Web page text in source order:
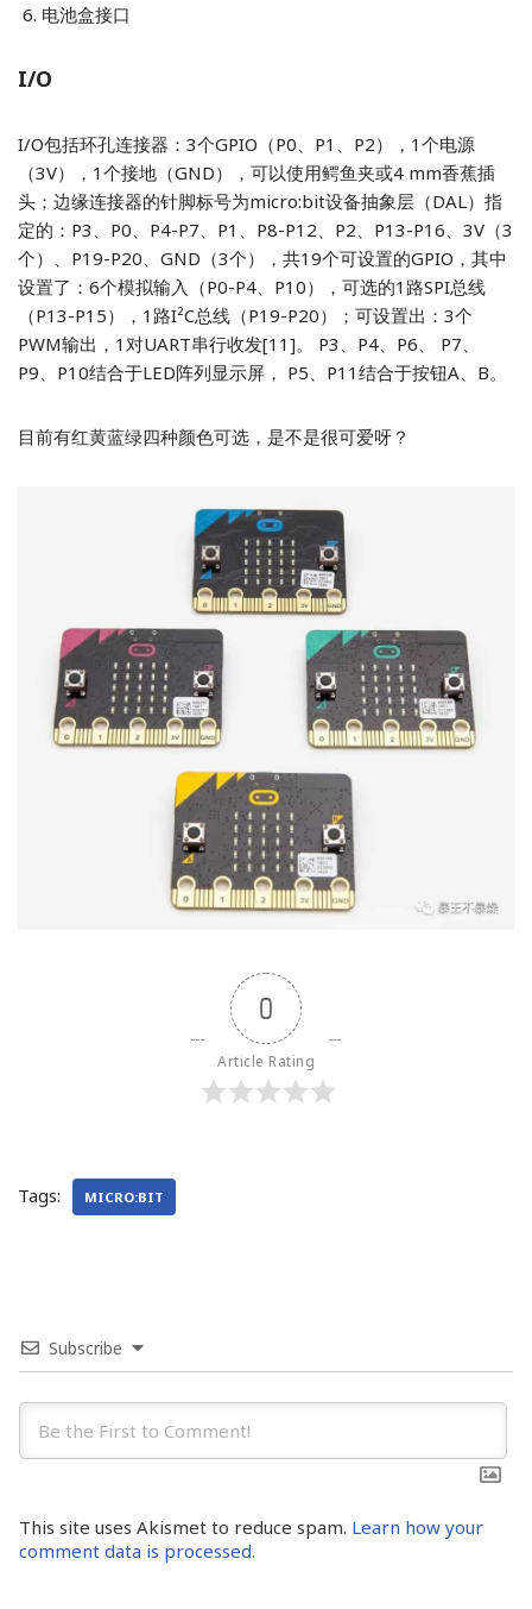
电池盒接口
I/O
I/O包括环孔连接器：3个GPIO（P0、P1、P2），1个电源
（3V），1个接地（GND），可以使用鳄鱼夹或4 mm香蕉插
头；边缘连接器的针脚标号为micro:bit设备抽象层（DAL）指
定的：P3、P0、P4-P7、P1、P8-P12、P2、P13-P16、3V（3
个）、P19-P20、GND（3个），共19个可设置的GPIO，其中
设置了：6个模拟输入（P0-P4、P10），可选的1路SPI总线
（P13-P15），1路I²C总线（P19-P20）；可设置出：3个
PWM输出，1对UART串行收发[11]。 P3、P4、P6、 P7、
P9、P10结合于LED阵列显示屏， P5、P11结合于按钮A、B。
目前有红黄蓝绿四种颜色可选，是不是很可爱呀？
0
Article Rating
Tags: MICRO:BIT
Subscribe
This site uses Akismet to reduce spam. Learn how your
comment data is processed.